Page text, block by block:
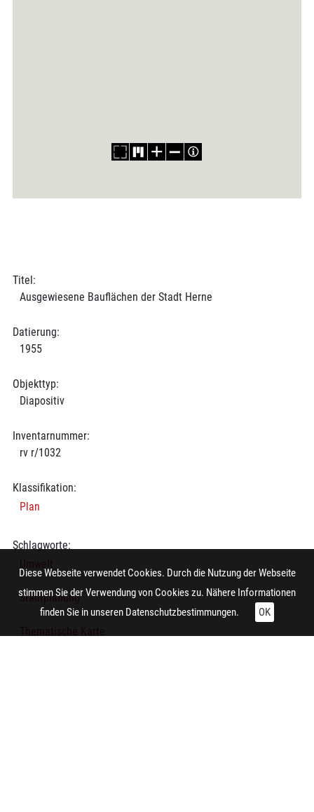
Titel:
Ausgewiesene Bauflächen der Stadt Herne
Datierung:
1955
Objekttyp:
Diapositiv
Inventarnummer:
rv r/1032
Klassifikation:
Plan
Schlagworte:
Stadtplanung
Diese Webseite verwendet Cookies. Durch die Nutzung der Webseite
stimmen Sie der Verwendung von Cookies zu. Nähere Informationen
finden Sie in unseren Datenschutzbestimmungen. OK